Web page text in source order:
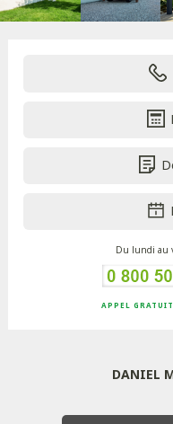
Du lundi au
APPEL
DANIEL